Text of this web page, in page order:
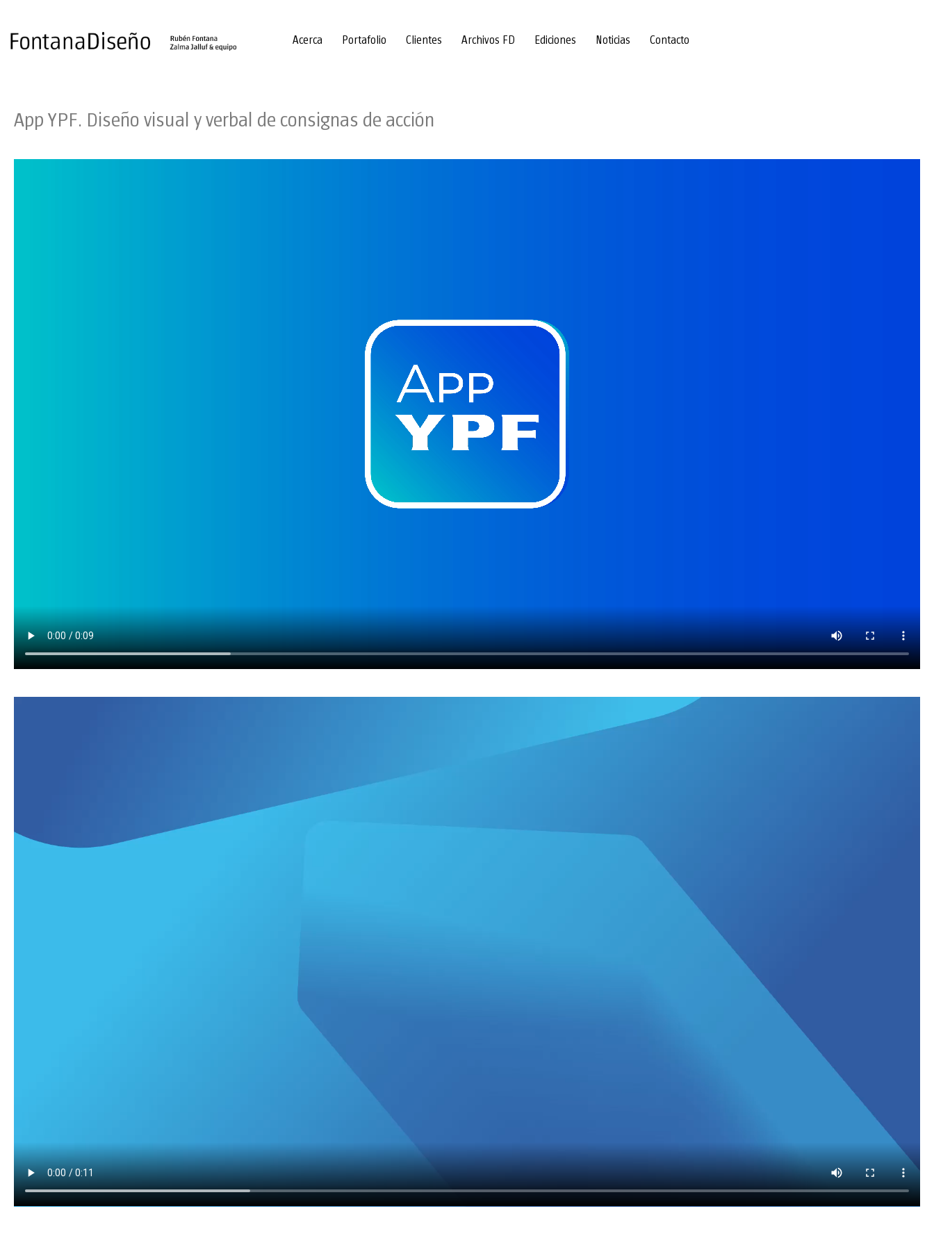
Acerca Portafolio Clientes Archivos FD Ediciones Noticias Contacto
App YPF. Diseño visual y verbal de consignas de acción